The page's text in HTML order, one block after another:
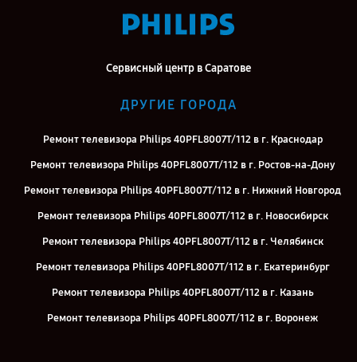
Сервисный центр в Саратове
ДРУГИЕ ГОРОДА
Ремонт телевизора Philips 40PFL8007T/112 в г. Краснодар
Ремонт телевизора Philips 40PFL8007T/112 в г. Ростов-на-Дону
Ремонт телевизора Philips 40PFL8007T/112 в г. Нижний Новгород
Ремонт телевизора Philips 40PFL8007T/112 в г. Новосибирск
Ремонт телевизора Philips 40PFL8007T/112 в г. Челябинск
Ремонт телевизора Philips 40PFL8007T/112 в г. Екатеринбург
Ремонт телевизора Philips 40PFL8007T/112 в г. Казань
Ремонт телевизора Philips 40PFL8007T/112 в г. Воронеж